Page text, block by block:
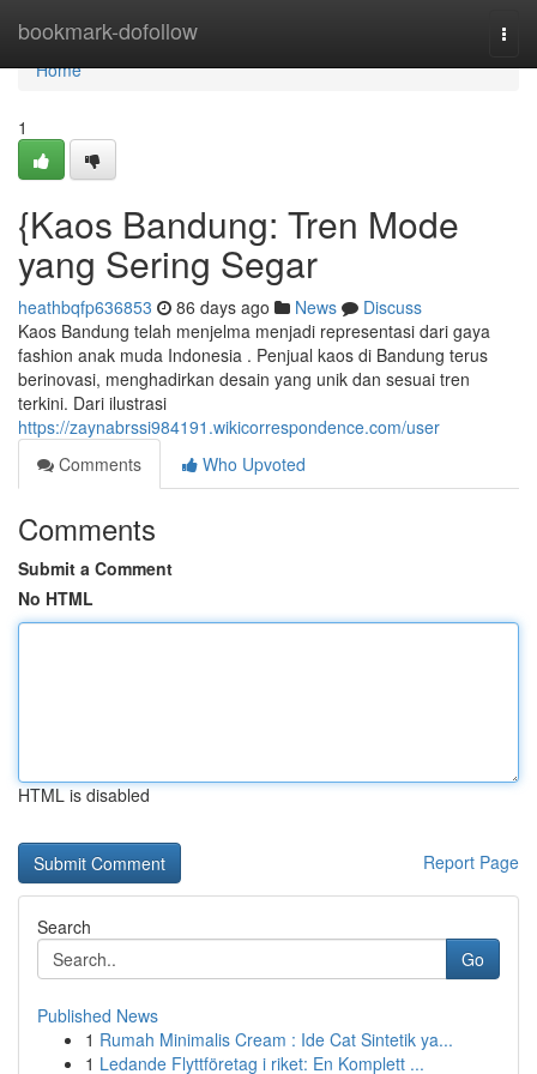
bookmark-dofollow
Home
Home
1
{Kaos Bandung: Tren Mode
yang Sering Segar
heathbqfp636853 86 days ago News
Discuss
Kaos Bandung telah menjelma menjadi representasi dari gaya
fashion anak muda Indonesia . Penjual kaos di Bandung terus
berinovasi, menghadirkan desain yang unik dan sesuai tren
terkini. Dari ilustrasi
https://zaynabrssi984191.wikicorrespondence.com/user
Comments
Who Upvoted
Comments
Submit a Comment
No HTML
HTML is disabled
Report Page
Search
Go
Published News
1 Rumah Minimalis Cream : Ide Cat Sintetik ya...
1 Ledande Flyttföretag i riket: En Komplett ...